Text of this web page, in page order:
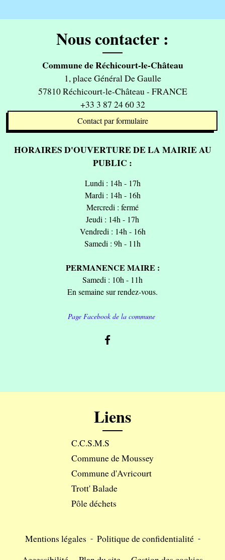
Nous contacter :
Commune de Réchicourt-le-Château
1, place Général De Gaulle
57810 Réchicourt-le-Château - FRANCE
+33 3 87 24 60 32
Contact par formulaire
HORAIRES D'OUVERTURE DE LA MAIRIE AU
PUBLIC :
Lundi : 14h - 17h
Mardi : 14h - 16h
Mercredi : fermé
Jeudi : 14h - 17h
Vendredi : 14h - 16h
Samedi : 9h - 11h
PERMANENCE MAIRE :
Samedi : 10h - 11h
En semaine sur rendez-vous.
Page Facebook de la commune
Liens
C.C.S.M.S
Commune de Moussey
Commune d'Avricourt
Trott' Balade
Pôle déchets
Mentions légales - Politique de confidentialité -